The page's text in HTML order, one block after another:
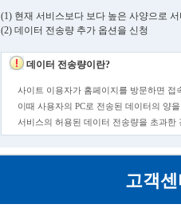
(1) 현재 서비스보다 보다 높은 사양으로
(2) 데이터 전송량 추가 옵션을 신청
데이터 전송량이란?
사이트 이용자가 홈페이지를 방문하면 접
이때 사용자의 PC로 전송된 데이터의 양
서비스의 허용된 데이터 전송량을 초과
고객